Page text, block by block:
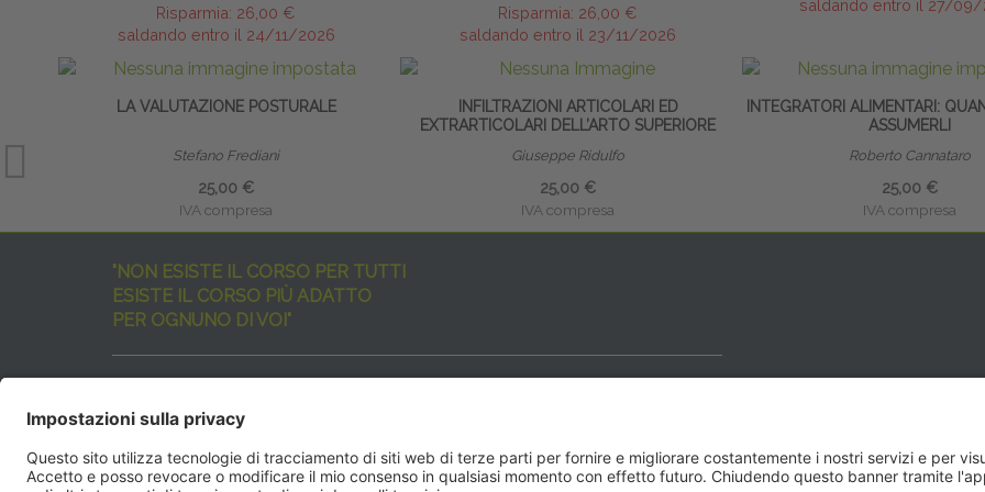
Risparmia: 26,00 €
saldando entro il 24/11/2026
Risparmia: 26,00 €
saldando entro il 23/11/2026
saldando entro il 27/09/
LA VALUTAZIONE POSTURALE
Stefano Frediani
25,00 €
IVA compresa
INFILTRAZIONI ARTICOLARI ED
EXTRARTICOLARI DELL’ARTO SUPERIORE
Giuseppe Ridulfo
25,00 €
IVA compresa
INTEGRATORI ALIMENTARI:
ASSUMERLI
Roberto Cannataro
25,00 €
IVA compresa
"NON ESISTE IL CORSO PER TUTTI
ESISTE IL CORSO PIÙ ADATTO
PER OGNUNO DI VOI"
ma rispondenti a diverse esigenze formative
e di aggiornamento professionale.
EdiAcademyvuole aiutarvi nella scelta dell’evento ideale
SEGUICI QUI: